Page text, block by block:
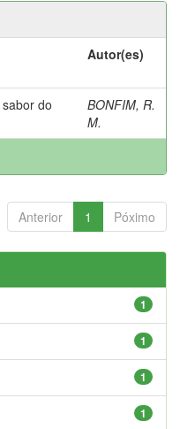
Autor(es)
do
BONFIM, R.
M.
Anterior 1 Póximo
1
1
1
1